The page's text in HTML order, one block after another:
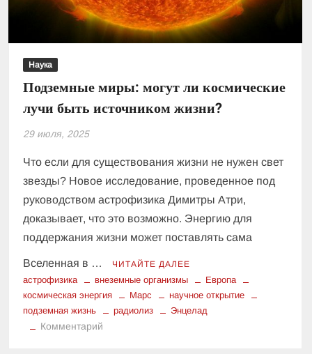
Наука
Подземные миры: могут ли космические
лучи быть источником жизни?
29 июля, 2025
Что если для существования жизни не нужен свет
звезды? Новое исследование, проведенное под
руководством астрофизика Димитры Атри,
доказывает, что это возможно. Энергию для
поддержания жизни может поставлять сама
Вселенная в … ЧИТАЙТЕ ДАЛЕЕ
астрофизика внеземные организмы
Европа
космическая энергия
Марс
научное открытие
подземная жизнь
радиолиз Энцелад
Комментарий